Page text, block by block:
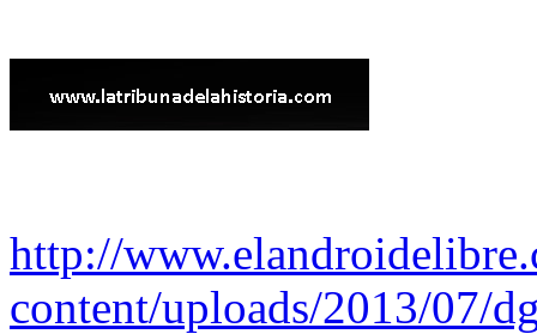
http://
content/uploads/2013/07/